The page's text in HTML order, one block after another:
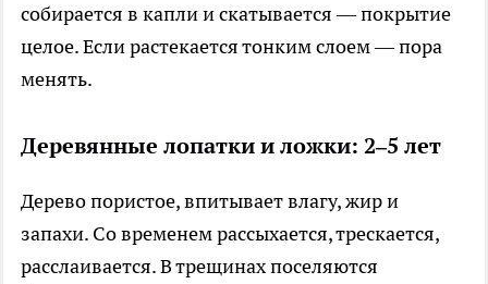
собирается в капли и скатывается — покрытие
целое. Если растекается тонким слоем — пора
менять.
Деревянные лопатки и ложки: 2–5 лет
Дерево пористое, впитывает влагу, жир и
запахи. Со временем рассыхается, трескается,
расслаивается. В трещинах поселяются